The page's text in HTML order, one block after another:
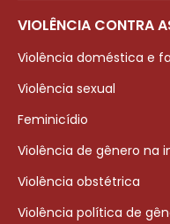
VIOLÊNCIA CONTRA
Violência doméstica e
Violência sexual
Feminicídio
Violência de gênero na
Violência obstétrica
Violência política de